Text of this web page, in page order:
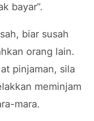
bayar”.
biar susah
orang lain.
pinjaman, sila
meminjam
mara.